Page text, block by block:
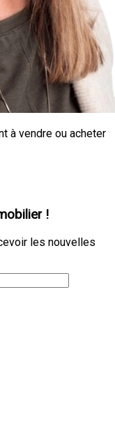
à vendre ou acheter
!
les nouvelles